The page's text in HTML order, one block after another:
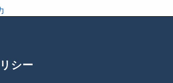
シー